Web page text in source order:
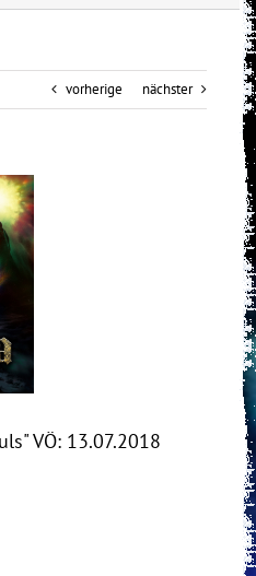
vorherige nächster
VÖ: 13.07.2018